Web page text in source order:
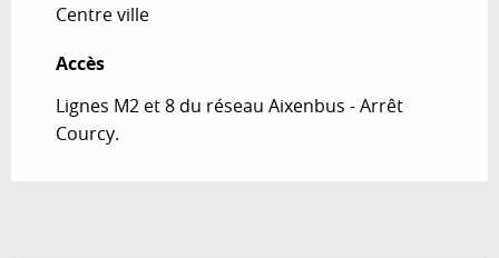
Centre ville
Accès
Accès
Lignes M2 et 8 du réseau Aixenbus - Arrêt
Courcy.